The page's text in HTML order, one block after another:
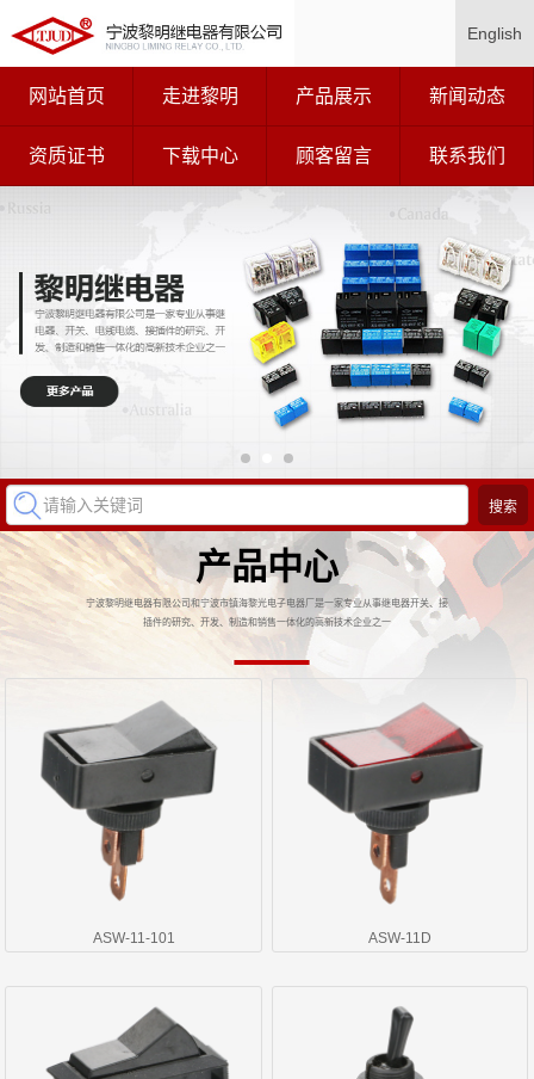
English
网站首页 走进黎明 产品展示 新闻动态
资质证书 下载中心 顾客留言 联系我们
产品中心
宁波黎明继电器有限公司和宁波市镇海黎光电子电器厂是一家专业从事继电器开关、接
插件的研究、开发、制造和销售一体化的高新技术企业之一
ASW-11-101 ASW-11D